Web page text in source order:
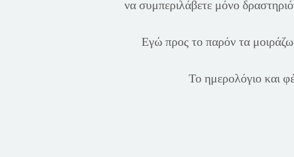
να συμπεριλάβετε μόνο
Εγώ προς το παρόν τα
Το ημερολόγιο και